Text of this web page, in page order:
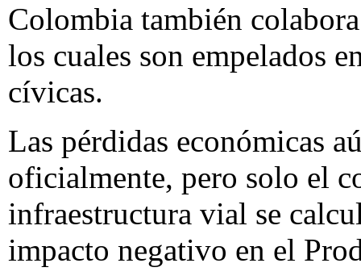
Colombia también
los cuales son empelados
cívicas.
Las pérdidas económicas
oficialmente, pero solo el
infraestructura vial se
impacto negativo en el